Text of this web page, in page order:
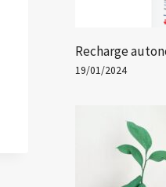
Recharge
19/01/2024